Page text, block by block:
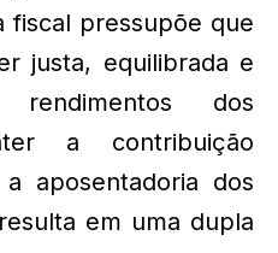
fiscal pressupõe que
justa, equilibrada e
rendimentos dos
a contribuição
aposentadoria dos
em uma dupla